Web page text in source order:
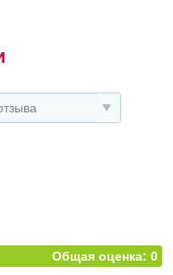
Общая оценка: 0